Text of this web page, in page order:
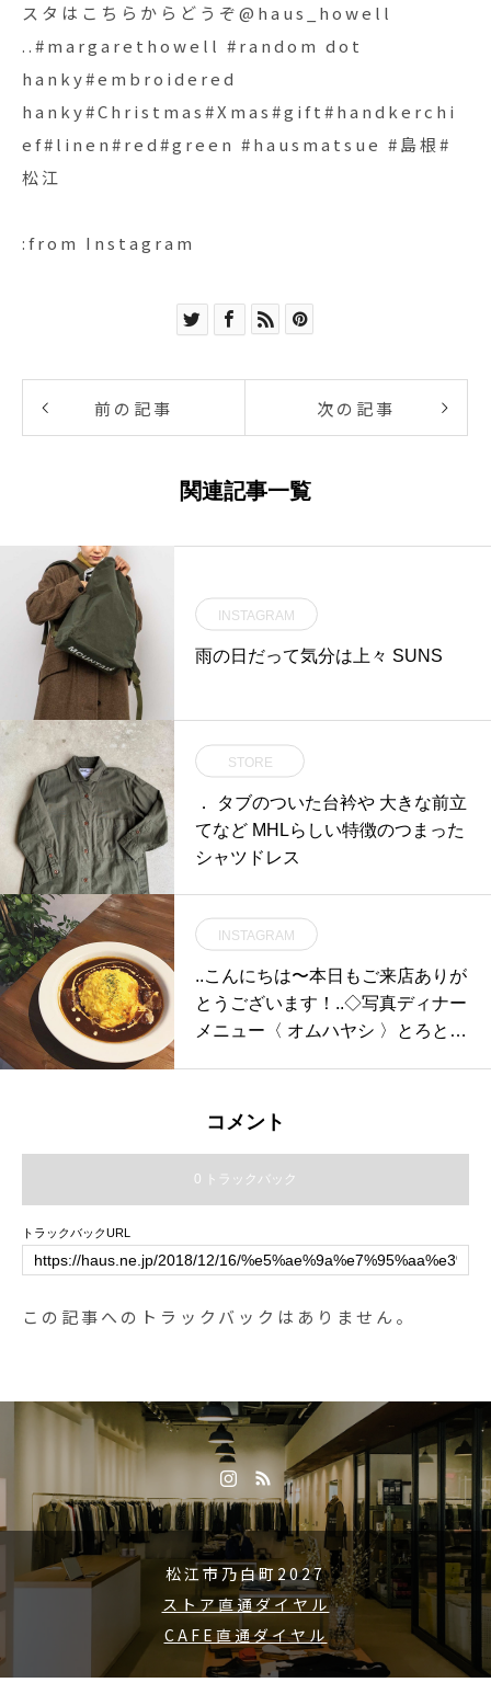
スタはこちらからどうぞ@haus_howell
..#margarethowell #random dot
hanky#embroidered
hanky#Christmas#Xmas#gift#handkerchi
ef#linen#red#green #hausmatsue #島根#
松江
:from Instagram
前の記事 次の記事
関連記事一覧
INSTAGRAM
雨の日だって気分は上々︎ SUNS
STORE
． タブのついた台衿や 大きな前立
てなど MHLらしい特徴のつまった
シャツドレス
INSTAGRAM
..こんにちは〜︎本日もご来店ありが
とうございます！..◇写真ディナー
メニュー〈 オムハヤシ 〉とろとろ
ています。味わい深い本格的なオ
AUS営業時間》＊ショップ 11:00-
20:00.＊ビストロカフェモーニン
ライス#きのこ #牛すじ#cafestagr
am #instafood #cafe #カフェ #カ
フェ巡り#haus_matsue#hausmats
ue #松江カフェ #島根カフェ #松
江 #島根 #山陰
コメント
0 トラックバック
トラックバックURL
この記事へのトラックバックはありません。
松江市乃白町2027
ストア直通ダイヤル
CAFE直通ダイヤル